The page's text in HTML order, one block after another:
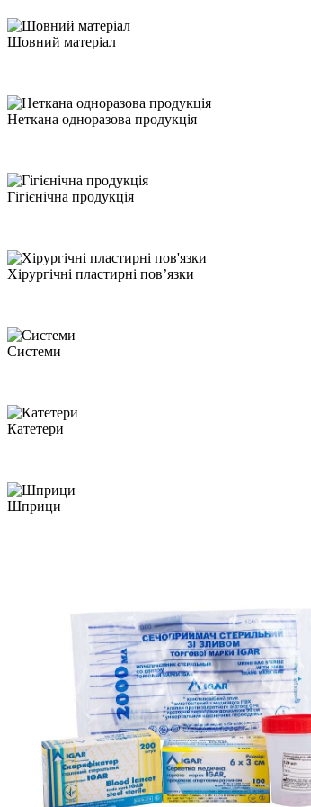
Шовний матеріал
Неткана одноразова продукція
Гігієнічна продукція
Хірургічні пластирні пов’язки
Системи
Катетери
Шприци